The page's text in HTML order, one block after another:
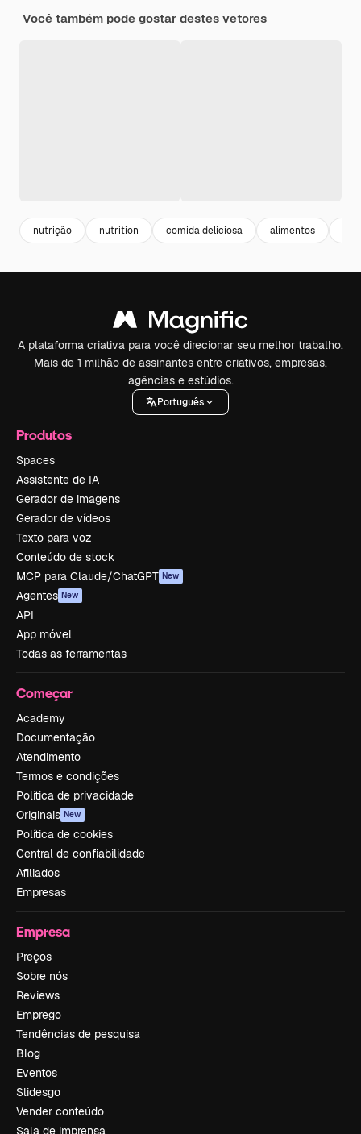
Você também pode gostar destes vetores
nutrição nutrition comida deliciosa alimentos
A plataforma criativa para você direcionar seu melhor trabalho.
Mais de 1 milhão de assinantes entre criativos, empresas,
agências e estúdios.
Português
Produtos
Spaces
Assistente de IA
Gerador de imagens
Gerador de vídeos
Texto para voz
Conteúdo de stock
MCP para Claude/ChatGPT New
Agentes New
API
App móvel
Todas as ferramentas
Começar
Academy
Documentação
Atendimento
Termos e condições
Política de privacidade
Originais New
Política de cookies
Central de confiabilidade
Afiliados
Empresas
Empresa
Preços
Sobre nós
Reviews
Emprego
Tendências de pesquisa
Blog
Eventos
Slidesgo
Vender conteúdo
Sala de imprensa